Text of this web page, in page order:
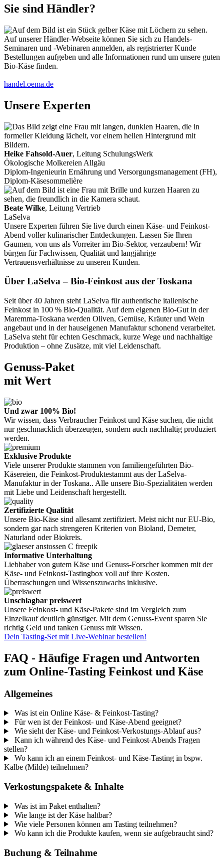
Sie sind Händler?
Auf unserer Händler-Webseite können Sie sich zu Handels-
Seminaren und -Webinaren anmelden, als registrierter Kunde
Bestellungen aufgeben und alle Informationen rund um unsere guten
Bio-Käse finden.
handel.oema.de
Unsere Experten
Heike Fahsold-Auer, Leitung SchulungsWerk
Ökologische Molkereien Allgäu
Diplom-Ingenieurin Ernährung und Versorgungsmanagement (FH),
Diplom-Käsesommelière
Beate Wilke, Leitung Vertrieb
LaSelva
Unsere Experten führen Sie live durch einen Käse- und Feinkost-
Abend voller kulinarischer Entdeckungen. Lassen Sie Ihren
Gaumen, von uns als Vorreiter im Bio-Sektor, verzaubern! Wir
bürgen für Fachwissen, Qualität und langjährige
Vertrauensverhältnisse zu unseren Kunden.
Über LaSelva – Bio-Feinkost aus der Toskana
Seit über 40 Jahren steht LaSelva für authentische italienische
Feinkost in 100 % Bio-Qualität. Auf dem eigenen Bio-Gut in der
Maremma-Toskana werden Oliven, Gemüse, Kräuter und Wein
angebaut und in der hauseigenen Manufaktur schonend verarbeitet.
LaSelva steht für echten Geschmack, kurze Wege und nachhaltige
Produktion – ohne Zusätze, mit viel Leidenschaft.
Genuss-Paket
mit Wert
Und zwar 100% Bio!
Wir wissen, dass Verbraucher Feinkost und Käse suchen, die nicht
nur geschmacklich überzeugen, sondern auch nachhaltig produziert
werden.
Exklusive Produkte
Viele unserer Produkte stammen von familiengeführten Bio-
Käsereien, die Feinkost-Produktestammt aus der LaSelva-
Manufaktur in der Toskana.. Alle unsere Bio-Spezialitäten werden
mit Liebe und Leidenschaft hergestellt.
Zertifizierte Qualität
Unsere Bio-Käse sind allesamt zertifiziert. Meist nicht nur EU-Bio,
sondern gar nach strengeren Kriterien von Bioland, Demeter,
Naturland oder Biokreis.
Informative Unterhaltung
Liebhaber von gutem Käse und Genuss-Forscher kommen mit der
Käse- und Feinkost-Tastingbox voll auf ihre Kosten.
Überraschungen und Wissenszuwachs inklusive.
Unschlagbar preiswert
Unsere Feinkost- und Käse-Pakete sind im Vergleich zum
Einzelkauf deutlich günstiger. Mit dem Genuss-Event sparen Sie
richtig Geld und tanken Genuss mit Wissen.
Dein Tasting-Set mit Live-Webinar bestellen!
FAQ - Häufige Fragen und Antworten
zum Online-Tasting Feinkost und Käse
Allgemeines
Was ist ein Online Käse- & Feinkost-Tasting?
Für wen ist der Feinkost- und Käse-Abend geeignet?
Wie sieht der Käse- und Feinkost-Verkostungs-Ablauf aus?
Kann ich während des Käse- und Feinkost-Abends Fragen
stellen?
Wo kann ich an einem Feinkost- und Käse-Tasting in bspw.
Kalbe (Milde) teilnehmen?
Verkostungspakete & Inhalte
Was ist im Paket enthalten?
Wie lange ist der Käse haltbar?
Wie viele Personen können am Tasting teilnehmen?
Wo kann ich die Produkte kaufen, wenn sie aufgebraucht sind?
Buchung & Teilnahme